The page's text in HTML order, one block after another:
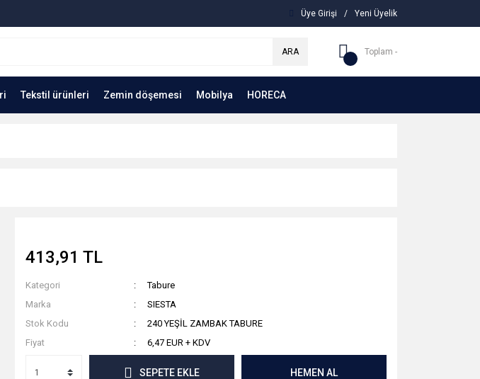
Üye Girişi / Yeni Üyelik
ARA Toplam -
Tekstil ürünleri Zemin döşemesi Mobilya HORECA
413,91 TL
Kategori
Tabure
Marka
SIESTA
Stok Kodu
240 YEŞİL ZAMBAK TABURE
Fiyat
6,47 EUR + KDV
SEPETE EKLE HEMEN AL